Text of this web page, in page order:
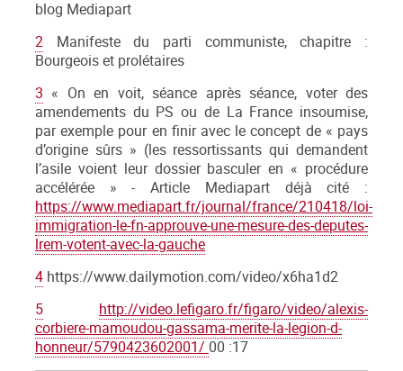
blog Mediapart
2 Manifeste du parti communiste, chapitre :
Bourgeois et prolétaires
3 « On en voit, séance après séance, voter des
amendements du PS ou de La France insoumise,
par exemple pour en finir avec le concept de « pays
d’origine sûrs » (les ressortissants qui demandent
l’asile voient leur dossier basculer en « procédure
accélérée » - Article Mediapart déjà cité :
https://www.mediapart.fr/journal/france/210418/loi-
immigration-le-fn-approuve-une-mesure-des-deputes-
lrem-votent-avec-la-gauche
4 https://www.dailymotion.com/video/x6ha1d2
5
http://video.lefigaro.fr/figaro/video/alexis-
corbiere-mamoudou-gassama-merite-la-legion-d-
honneur/5790423602001/ 00 :17